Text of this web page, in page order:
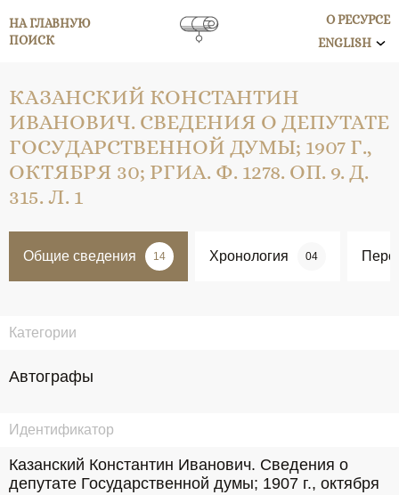
НА ГЛАВНУЮ
ПОИСК
О РЕСУРСЕ
ENGLISH
КАЗАНСКИЙ КОНСТАНТИН
ИВАНОВИЧ. СВЕДЕНИЯ О ДЕПУТАТЕ
ГОСУДАРСТВЕННОЙ ДУМЫ; 1907 Г.,
ОКТЯБРЯ 30; РГИА. Ф. 1278. ОП. 9. Д.
315. Л. 1
Общие сведения 14 Хронология 04
Категории
Автографы
Идентификатор
Казанский Константин Иванович. Сведения о
депутате Государственной думы; 1907 г., октября